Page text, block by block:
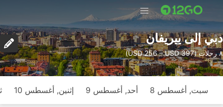
دبي إلى ييريفان
٨ رحلات (USD 256 – USD 397)
سبت, أغسطس 8 أحد, أغسطس 9 إثنين, أغسطس 10